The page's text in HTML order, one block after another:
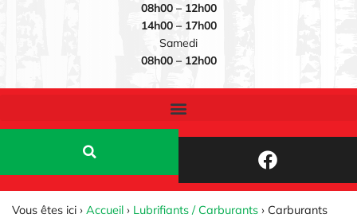
08h00 – 12h00
14h00 – 17h00
Samedi
08h00 – 12h00
Vous êtes ici › Accueil › Lubrifiants / Carburants › Carburants